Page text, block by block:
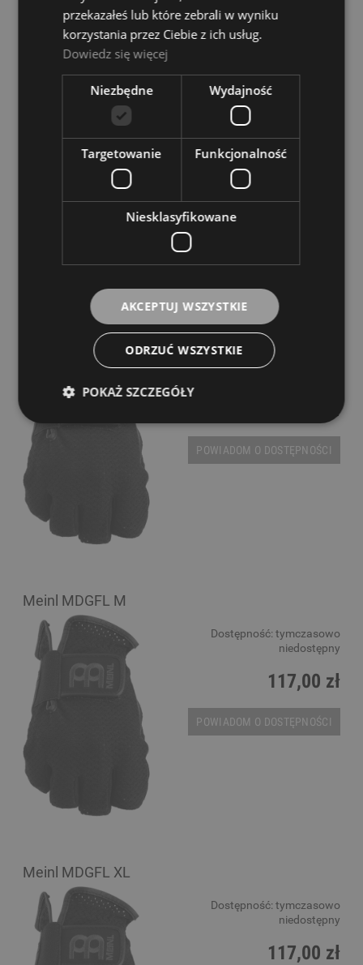
Meinl MDG XL
Dostępność:
117,00 zł
POWIADOM O DOSTĘPNOŚCI
Meinl MDGFL L
Dostępność:
117,00 zł
POWIADOM O DOSTĘPNOŚCI
Meinl MDGFL M
Dostępność: tymczasowo
niedostępny
117,00 zł
POWIADOM O DOSTĘPNOŚCI
Meinl MDGFL XL
Dostępność: tymczasowo
niedostępny
117,00 zł
przekazałeś lub które zebrali w wyniku
korzystania przez Ciebie z ich usług.
Dowiedz się więcej
Niezbędne Wydajność
Targetowanie Funkcjonalność
Niesklasyfikowane
AKCEPTUJ WSZYSTKIE
ODRZUĆ WSZYSTKIE
POKAŻ SZCZEGÓŁY